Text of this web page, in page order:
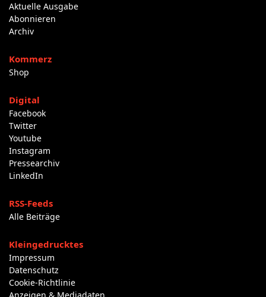
Aktuelle Ausgabe
Abonnieren
Archiv
Kommerz
Shop
Digital
Facebook
Twitter
Youtube
Instagram
Pressearchiv
LinkedIn
RSS-Feeds
Alle Beiträge
Kleingedrucktes
Impressum
Datenschutz
Cookie-Richtlinie